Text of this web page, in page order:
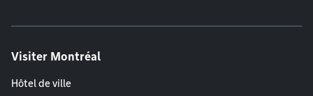
Visiter Montréal
Hôtel de ville